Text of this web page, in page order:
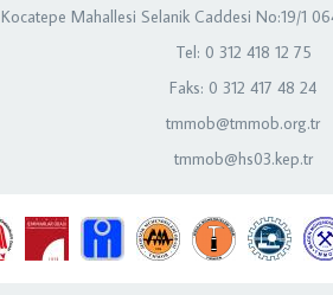
Kocatepe Mahallesi Selanik Caddesi No:19/1
Tel: 0 312 418 12 75
Faks: 0 312 417 48 24
tmmob@tmmob.org.tr
tmmob@hs03.kep.tr